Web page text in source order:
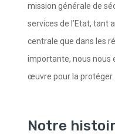
mission générale de
services de l’Etat, tant
centrale que dans les
importante, nous nous
œuvre pour la protéger.
Notre